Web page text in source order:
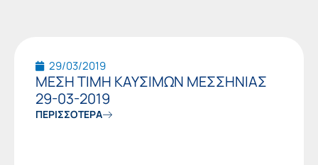
29/03/2019
ΜΕΣΗ ΤΙΜΗ ΚΑΥΣΙΜΩΝ ΜΕΣΣΗΝΙΑΣ
29-03-2019
ΠΕΡΙΣΣΟΤΕΡΑ